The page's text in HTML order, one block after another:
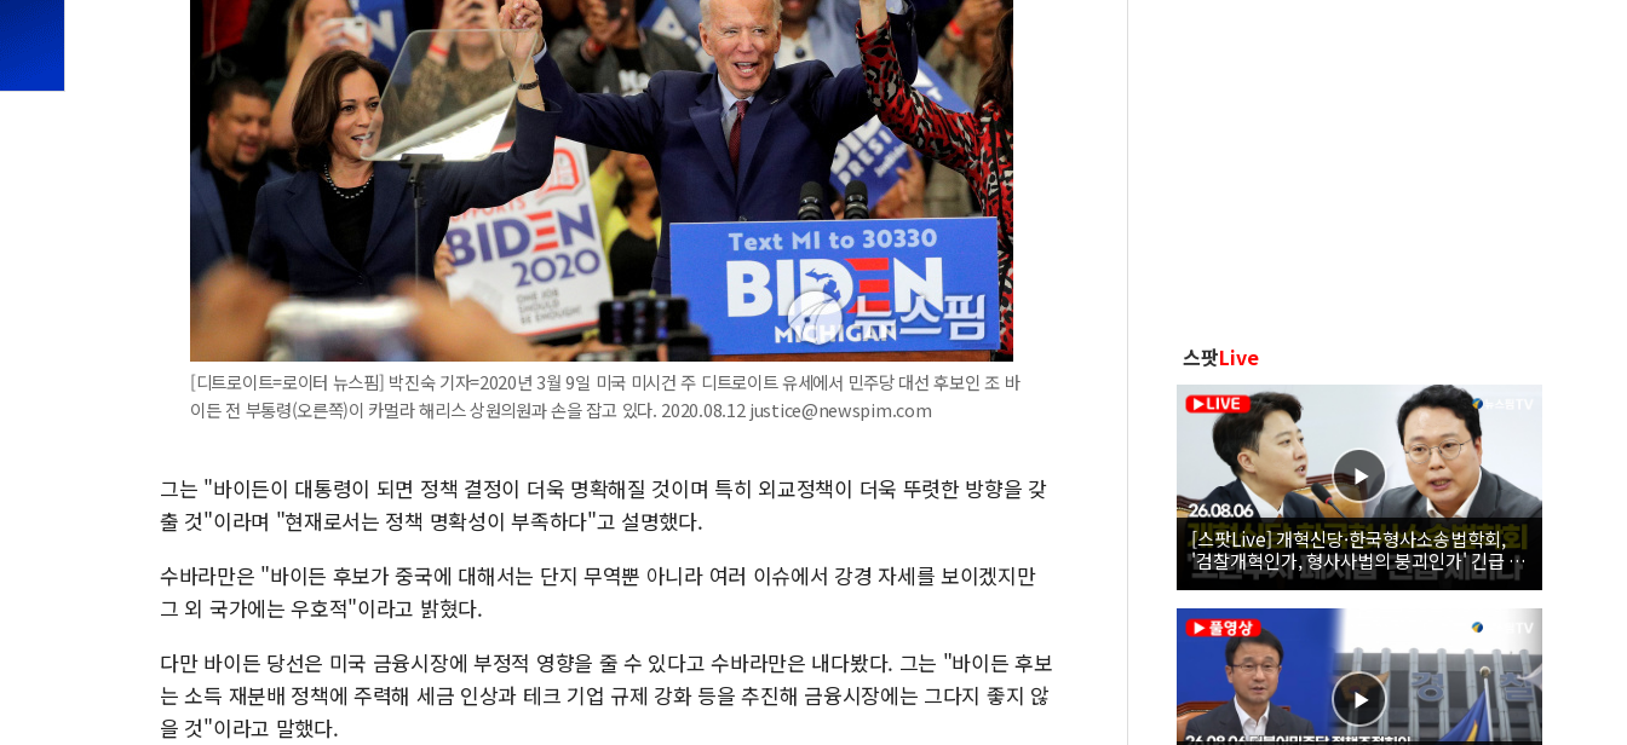
[디트로이트=로이터 뉴스핌] 박진숙 기자=2020년 3월 9일 미국 미시건 주 디트로이트 유세에서 민주당 대선 후보인 조 바
이든 전 부통령(오른쪽)이 카멀라 해리스 상원의원과 손을 잡고 있다. 2020.08.12 justice@newspim.com
그는 "바이든이 대통령이 되면 정책 결정이 더욱 명확해질 것이며 특히 외교정책이 더욱 뚜렷한 방향을 갖
출 것"이라며 "현재로서는 정책 명확성이 부족하다"고 설명했다.
수바라만은 "바이든 후보가 중국에 대해서는 단지 무역뿐 아니라 여러 이슈에서 강경 자세를 보이겠지만
그 외 국가에는 우호적"이라고 밝혔다.
다만 바이든 당선은 미국 금융시장에 부정적 영향을 줄 수 있다고 수바라만은 내다봤다. 그는 "바이든 후보
는 소득 재분배 정책에 주력해 세금 인상과 테크 기업 규제 강화 등을 추진해 금융시장에는 그다지 좋지 않
을 것"이라고 말했다.
스팟Live
[스팟Live] 개혁신당·한국형사소송법학회,
'검찰개혁인가, 형사사법의 붕괴인가' 긴급 세
미나｜26.08.06